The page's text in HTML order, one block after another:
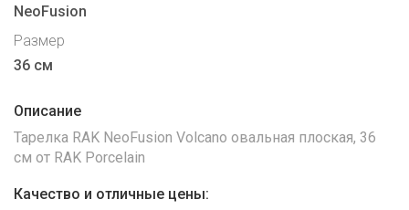
NeoFusion
Размер
36 см
Описание
Тарелка RAK NeoFusion Volcano овальная плоская, 36
см от RAK Porcelain
Качество и отличные цены: